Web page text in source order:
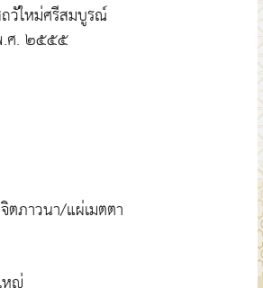
วัใหม่ศรีสมบูรณ์
.ศ. ๒๕๕๕
ภาวนา/แผ่เมตตา